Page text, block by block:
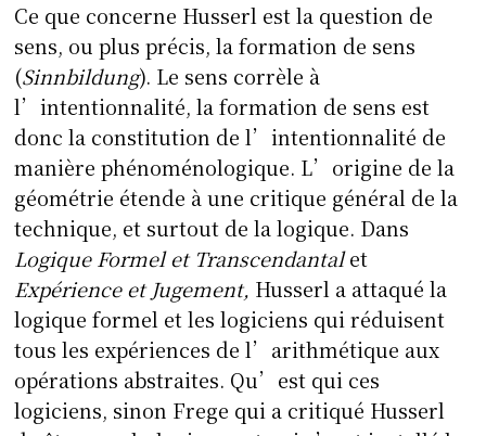
Ce que concerne Husserl est la question de
sens, ou plus précis, la formation de sens
(Sinnbildung). Le sens corrèle à
l’intentionnalité, la formation de sens est
donc la constitution de l’intentionnalité de
manière phénoménologique. L’origine de la
géométrie étende à une critique général de la
technique, et surtout de la logique. Dans
Logique Formel et Transcendantalet
Expérience et Jugement, Husserl a attaqué la
logique formel et les logiciens qui réduisent
tous les expériences de l’arithmétique aux
opérations abstraites. Qu’est qui ces
logiciens, sinon Frege qui a critiqué Husserl